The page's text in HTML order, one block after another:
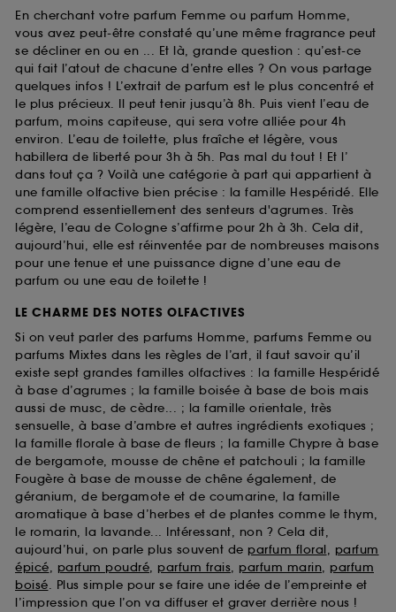
En cherchant votre parfum Femme ou parfum Homme,
vous avez peut-être constaté qu’une même fragrance peut
se décliner en ou en ... Et là, grande question : qu’est-ce
qui fait l’atout de chacune d’entre elles ? On vous partage
quelques infos ! L’extrait de parfum est le plus concentré et
le plus précieux. Il peut tenir jusqu’à 8h. Puis vient l’eau de
parfum, moins capiteuse, qui sera votre alliée pour 4h
environ. L’eau de toilette, plus fraîche et légère, vous
habillera de liberté pour 3h à 5h. Pas mal du tout ! Et l’
dans tout ça ? Voilà une catégorie à part qui appartient à
une famille olfactive bien précise : la famille Hespéridé. Elle
comprend essentiellement des senteurs d'agrumes. Très
légère, l’eau de Cologne s’affirme pour 2h à 3h. Cela dit,
aujourd’hui, elle est réinventée par de nombreuses maisons
pour une tenue et une puissance digne d’une eau de
parfum ou une eau de toilette !
LE CHARME DES NOTES OLFACTIVES
Si on veut parler des parfums Homme, parfums Femme ou
parfums Mixtes dans les règles de l’art, il faut savoir qu’il
existe sept grandes familles olfactives : la famille Hespéridé
à base d’agrumes ; la famille boisée à base de bois mais
aussi de musc, de cèdre... ; la famille orientale, très
sensuelle, à base d’ambre et autres ingrédients exotiques ;
la famille florale à base de fleurs ; la famille Chypre à base
de bergamote, mousse de chêne et patchouli ; la famille
Fougère à base de mousse de chêne également, de
géranium, de bergamote et de coumarine, la famille
aromatique à base d’herbes et de plantes comme le thym,
le romarin, la lavande... Intéressant, non ? Cela dit,
aujourd’hui, on parle plus souvent de parfum floral, parfum
épicé, parfum poudré, parfum frais, parfum marin, parfum
boisé. Plus simple pour se faire une idée de l’empreinte et
l’impression que l’on va diffuser et graver derrière nous !